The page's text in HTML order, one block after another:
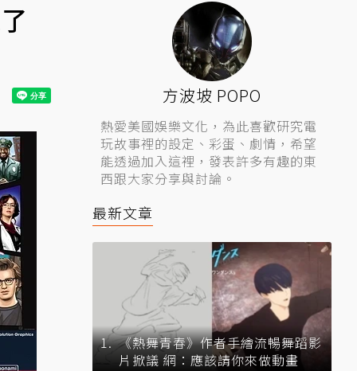
方波坡 POPO
熱愛美國娛樂文化，為此喜歡研究電
玩故事裡的設定、彩蛋、劇情，希望
能透過加入這裡，發表許多有趣的東
西跟大家分享與討論。
最新文章
《熱舞青春》作者手繪流暢舞蹈影
片掀議 網：應該請你來做動畫